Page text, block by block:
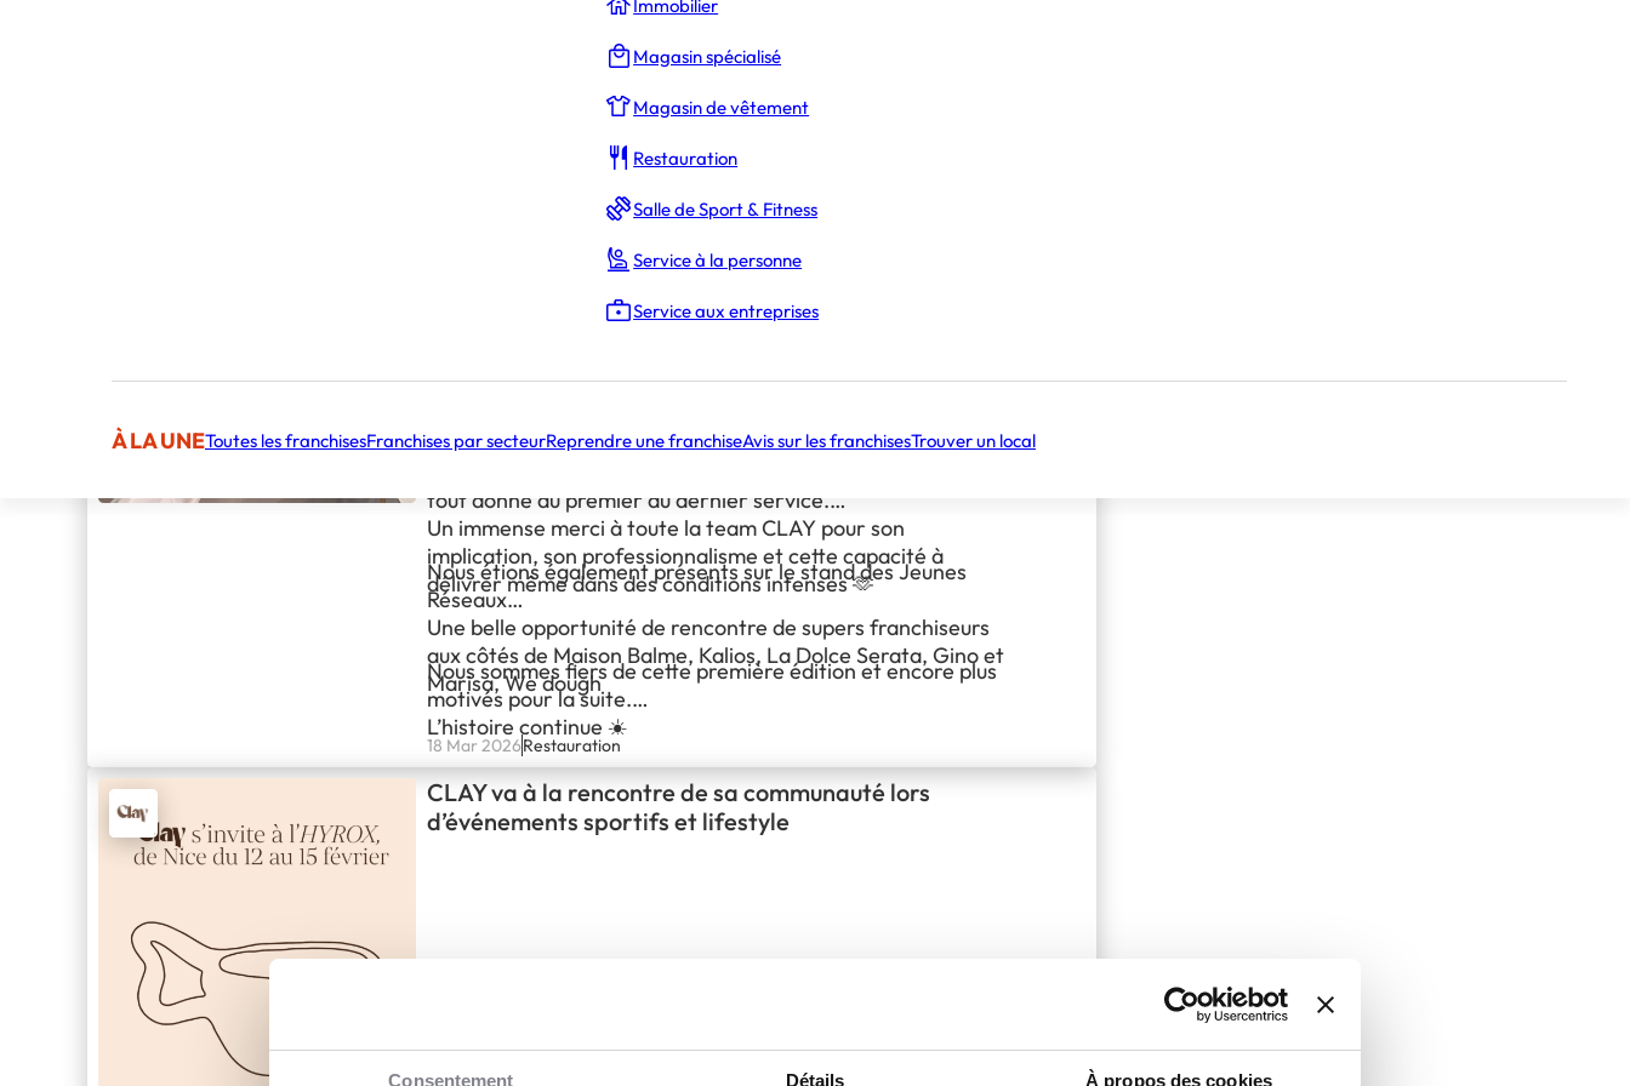
Consentement Détails À propos des cookies
Immobilier
Magasin spécialisé
Magasin de vêtement
Restauration
Salle de Sport & Fitness
Service à la personne
Service aux entreprises
À LA UNEToutes les franchisesFranchises par secteurReprendre une franchiseAvis sur les franchisesTrouver un local
Restauration
Notre participation au salon Franchise Expo Paris
Retour à chaud sur une première édition du salon Franchise
CLAY Brunch était présent au food court… et quelle
Un stand en effervescence constante, une file qui ne
attentes.
CLAY, même dans un format éphémère.
tout donné du premier au dernier service.
Un immense merci à toute la team CLAY pour son
implication, son professionnalisme et cette capacité à
délivrer même dans des conditions intenses 🫶
Nous étions également présents sur le stand des Jeunes
Réseaux
Une belle opportunité de rencontre de supers franchiseurs
aux côtés de Maison Balme, Kalios, La Dolce Serata, Gino et
Marisa, We dough
Nous sommes fiers de cette première édition et encore plus
motivés pour la suite.
L’histoire continue ☀️
18 Mar 2026Restauration
CLAY va à la rencontre de sa communauté lors
d’événements sportifs et lifestyle
permettent d'interagir avec notre communauté. Nous
croyons fermement que le contact humain est essentiel pour